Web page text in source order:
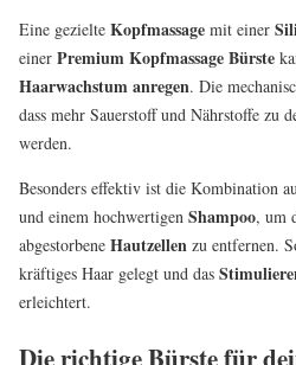
Eine gezielte Kopfmassage mit einer
einer Premium Kopfmassage Bürste
Haarwachstum anregen. Die
dass mehr Sauerstoff und Nährstoffe zu
werden.
Besonders effektiv ist die Kombination
und einem hochwertigen Shampoo, um
abgestorbene Hautzellen zu entfernen.
kräftiges Haar gelegt und das
erleichtert.